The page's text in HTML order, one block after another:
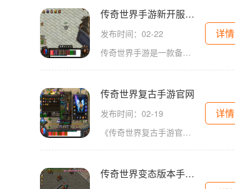
传奇世界手游新开服网站今日一区
发布时间：02-22
传奇世界手游是一款备受玩家喜爱的传奇系列手游，以其丰富的游戏玩法和精美的画面受到了广大玩家的热爱。今天，传奇世界手游新开服网站正式开启，为玩家们带来了更加刺激和精
详情
传奇世界复古手游官网
发布时间：02-19
《传奇世界复古手游官网》是广受玩家喜爱的经典复古游戏的手机版本，它延续了端游版的经典玩法，为广大玩家提供了一个紧张刺激又充满回忆的游戏世界。在这个世界中，您将重温
详情
传奇世界变态版本手游爆率超高